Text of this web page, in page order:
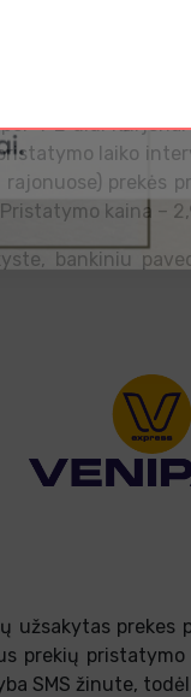
1-2 d.d.
laiko
kaina –
bankiniu
prekių
SMS žinute,